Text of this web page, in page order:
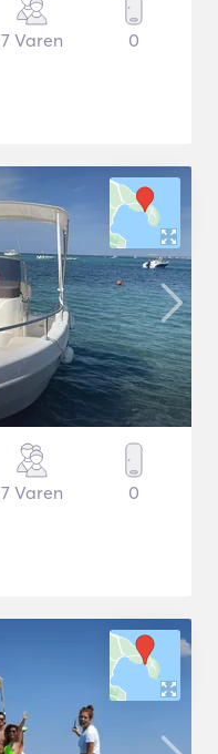
7 Varen 0
7 Varen 0